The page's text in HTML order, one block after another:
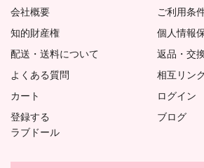
会社概要
ご利用条
知的財産権
個人情報
配送・送料について
返品・交
よくある質問
相互リンク
カート
ログイン
登録する
ブログ
ラブドール